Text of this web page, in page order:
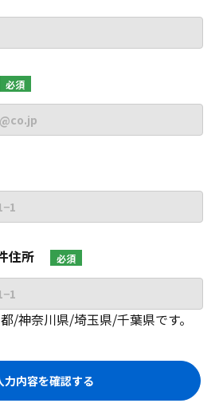
必須
住所 必須
/神奈川県/埼玉県/千葉県です。